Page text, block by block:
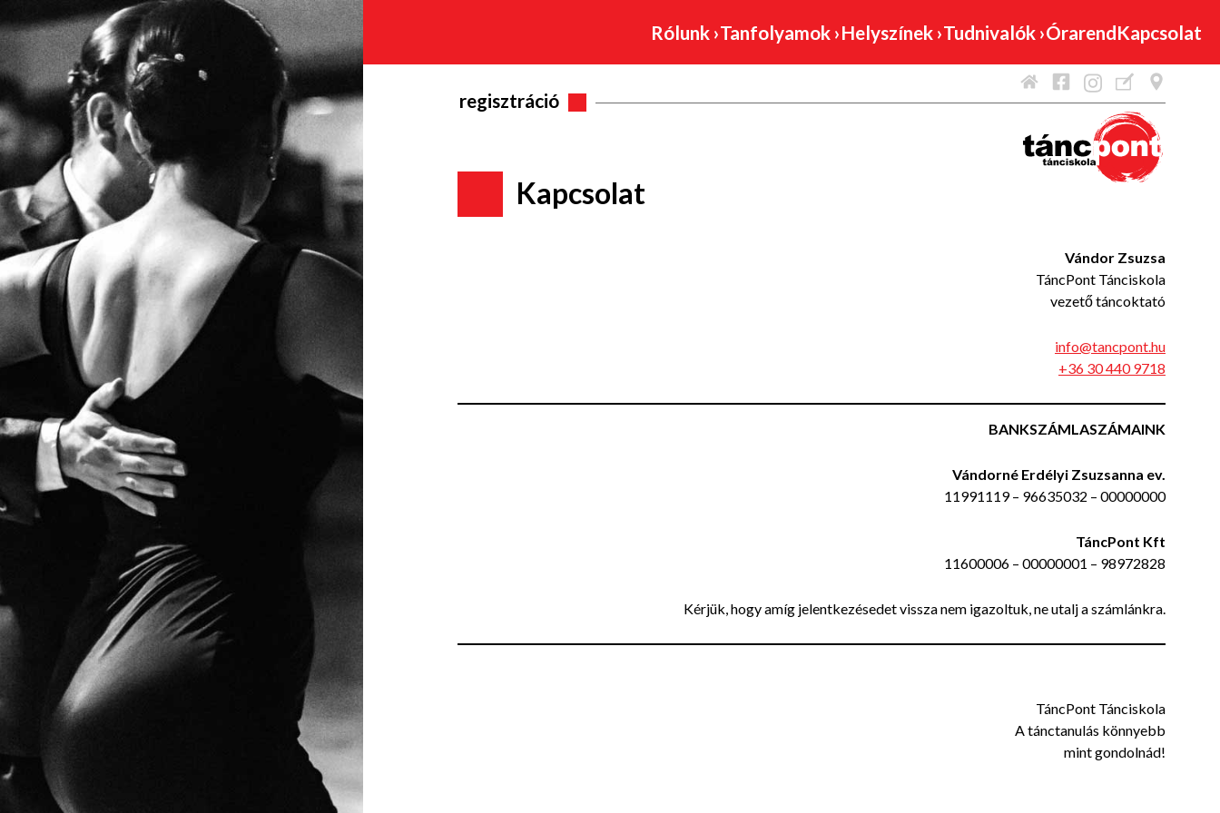
Rólunk ›Tanfolyamok ›Helyszínek ›Tudnivalók ›ÓrarendKapcsolat
regisztráció
Kapcsolat
Vándor Zsuzsa
TáncPont Tánciskola
vezető táncoktató
info@tancpont.hu
+36 30 440 9718
BANKSZÁMLASZÁMAINK
Vándorné Erdélyi Zsuzsanna ev.
11991119 – 96635032 – 00000000
TáncPont Kft
11600006 – 00000001 – 98972828
Kérjük, hogy amíg jelentkezésedet vissza nem igazoltuk, ne utalj a számlánkra.
TáncPont Tánciskola
A tánctanulás könnyebb
mint gondolnád!